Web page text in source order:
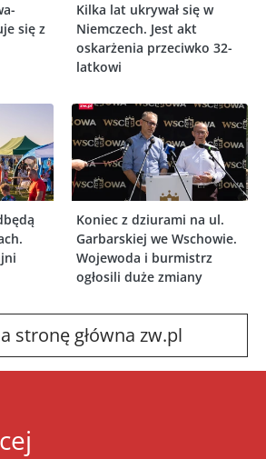
się z
Kilka lat ukrywał się w
Niemczech. Jest akt
oskarżenia przeciwko 32-
latkowi
Koniec z dziurami na ul.
Garbarskiej we Wschowie.
Wojewoda i burmistrz
ogłosili duże zmiany
stronę główna zw.pl